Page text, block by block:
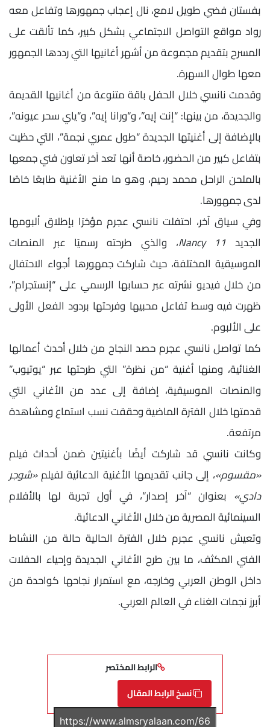
بفستان فضي طويل لامع، نال إعجاب جمهورها وتفاعل معه
رواد مواقع التواصل الاجتماعي بشكل كبير، كما تألقت على
المسرح بتقديم مجموعة من أشهر أغانيها التي رددها الجمهور
معها طوال السهرة.
وقدمت نانسي خلال الحفل باقة متنوعة من أغانيها القديمة
والجديدة، من بينها: “إنت إيه”، و“ورانا إيه”، و“ياي سحر عيونه”،
بالإضافة إلى أغنيتها الجديدة “طول عمري نجمة”، التي حظيت
بتفاعل كبير من الحضور، خاصة أنها تعد آخر تعاون فني جمعها
بالملحن الراحل محمد رحيم، وهو ما منح الأغنية طابعًا خاصًا
لدى جمهورها.
وفي سياق آخر، احتفلت نانسي عجرم مؤخرًا بإطلاق ألبومها
الجديد Nancy 11، والذي طرحته رسميًا عبر المنصات
الموسيقية المختلفة، حيث شاركت جمهورها أجواء الاحتفال
من خلال فيديو نشرته عبر حسابها الرسمي على “إنستجرام”،
ظهرت فيه وسط تفاعل محبيها وفرحتها بردود الفعل الأولى
على الألبوم.
كما تواصل نانسي عجرم حصد النجاح من خلال أحدث أعمالها
الغنائية، ومنها أغنية “من نظرة” التي طرحتها عبر “يوتيوب”
والمنصات الموسيقية، إضافة إلى عدد من الأغاني التي
قدمتها خلال الفترة الماضية وحققت نسب استماع ومشاهدة
مرتفعة.
وكانت نانسي قد شاركت أيضًا بأغنيتين ضمن أحداث فيلم
«مقسوم»، إلى جانب تقديمها الأغنية الدعائية لفيلم«شوجر
دادي» بعنوان “آخر إصدار”، في أول تجربة لها بالأفلام
السينمائية المصرية من خلال الأغاني الدعائية.
وتعيش نانسي عجرم خلال الفترة الحالية حالة من النشاط
الفني المكثف، ما بين طرح الأغاني الجديدة وإحياء الحفلات
داخل الوطن العربي وخارجه، مع استمرار نجاحها كواحدة من
أبرز نجمات الغناء في العالم العربي.
الرابط المختصر
نسخ الرابط المقال